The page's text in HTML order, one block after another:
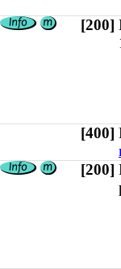
[200]
[400]
[200]